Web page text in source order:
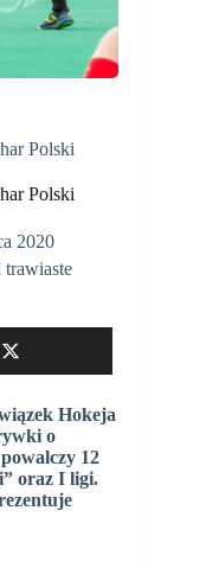
Polski
Polski
2020
Hokeja
o
12
oraz I ligi.